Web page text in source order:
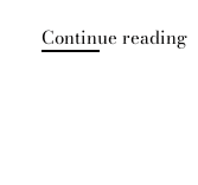
Continue reading